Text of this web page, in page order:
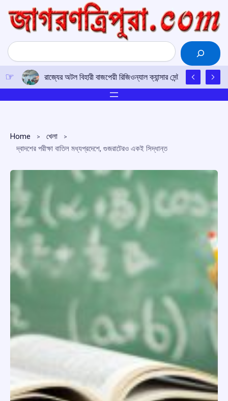
content
Search
রাজ্যের অটল বিহারী বাজপেয়ী রিজিওন্যাল ক্যান্সার সেন্টারে উত্তর-
Home
খেলা
দ্বাদশের পরীক্ষা বাতিল মধ্যপ্রদেশে, গুজরাটেরও একই সিদ্ধান্ত